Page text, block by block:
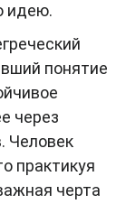
идею.
понятие
через
Человек
практикуя
черта